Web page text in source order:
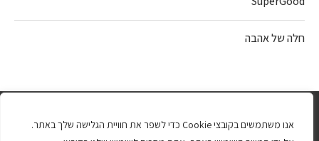
אנו משתמשים בקובצי Cookie כדי לשפר את חוויית הגלישה שלך באתר.
חלה של אהבה